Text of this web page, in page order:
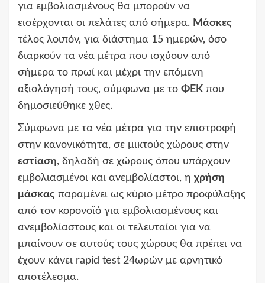
για εμβολιασμένους θα μπορούν να
εισέρχονται οι πελάτες από σήμερα. Μάσκες
τέλος λοιπόν, για διάστημα 15 ημερών, όσο
διαρκούν τα νέα μέτρα που ισχύουν από
σήμερα το πρωί και μέχρι την επόμενη
αξιολόγησή τους, σύμφωνα με το ΦΕΚπου
δημοσιεύθηκε χθες.
Σύμφωνα με τα νέα μέτρα για την επιστροφή
στην κανονικότητα, σε μικτούς χώρους στην
εστίαση, δηλαδή σε χώρους όπου υπάρχουν
εμβολιασμένοι και ανεμβολίαστοι, η χρήση
μάσκας παραμένει ως κύριο μέτρο προφύλαξης
από τον κορονοϊό για εμβολιασμένους και
ανεμβολίαστους και οι τελευταίοι για να
μπαίνουν σε αυτούς τους χώρους θα πρέπει να
έχουν κάνει rapid test 24ωρών με αρνητικό
αποτέλεσμα.